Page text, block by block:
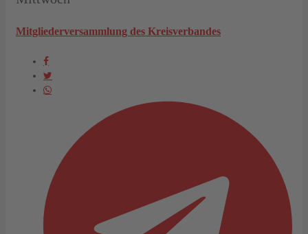
Mitgliederversammlung des Kreisverbandes